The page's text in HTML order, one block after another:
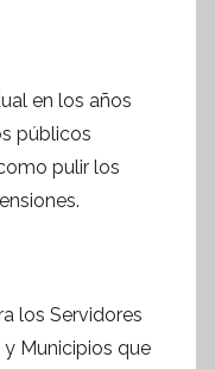
t
i
en los años
públicos
pulir los
los Servidores
Municipios que